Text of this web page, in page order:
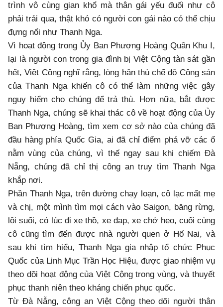
trình vô cùng gian khổ mà thân gái yếu đuối như cô
phải trải qua, thật khó có người con gái nào có thể chịu
đựng nổi như Thanh Nga.
Vì hoạt động trong Ủy Ban Phượng Hoàng Quân Khu I,
lại là người con trong gia đình bị Việt Cộng tàn sát gần
hết, Việt Cộng nghĩ rằng, lòng hận thù chế độ Cộng sản
của Thanh Nga khiến cô có thể làm những việc gây
nguy hiểm cho chúng để trả thù. Hơn nữa, bắt được
Thanh Nga, chúng sẽ khai thác cô về hoạt động của Ủy
Ban Phượng Hoàng, tìm xem cơ sở nào của chúng đã
đầu hàng phía Quốc Gia, ai đã chỉ điểm phá vỡ các ổ
nằm vùng của chúng, vì thế ngay sau khi chiếm Đà
Nẵng, chúng đã chỉ thị công an truy tìm Thanh Nga
khắp nơi.
Phần Thanh Nga, trên đường chạy loạn, cô lạc mất mẹ
và chị, một mình tìm mọi cách vào Saigon, băng rừng,
lội suối, có lúc đi xe thồ, xe đạp, xe chở heo, cuối cùng
cô cũng tìm đến được nhà người quen ở Hố Nai, và
sau khi tìm hiểu, Thanh Nga gia nhập tổ chức Phục
Quốc của Linh Mục Trần Học Hiệu, được giao nhiệm vụ
theo dõi hoạt động của Việt Cộng trong vùng, và thuyết
phục thanh niên theo kháng chiến phục quốc.
Từ Đà Nẵng, công an Việt Cộng theo dõi người thân